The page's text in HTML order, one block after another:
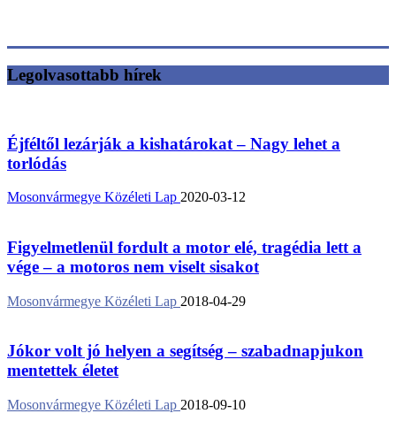
Legolvasottabb hírek
Éjféltől lezárják a kishatárokat – Nagy lehet a
torlódás
Mosonvármegye Közéleti Lap 2020-03-12
Figyelmetlenül fordult a motor elé, tragédia lett a
vége – a motoros nem viselt sisakot
Mosonvármegye Közéleti Lap 2018-04-29
Jókor volt jó helyen a segítség – szabadnapjukon
mentettek életet
Mosonvármegye Közéleti Lap 2018-09-10